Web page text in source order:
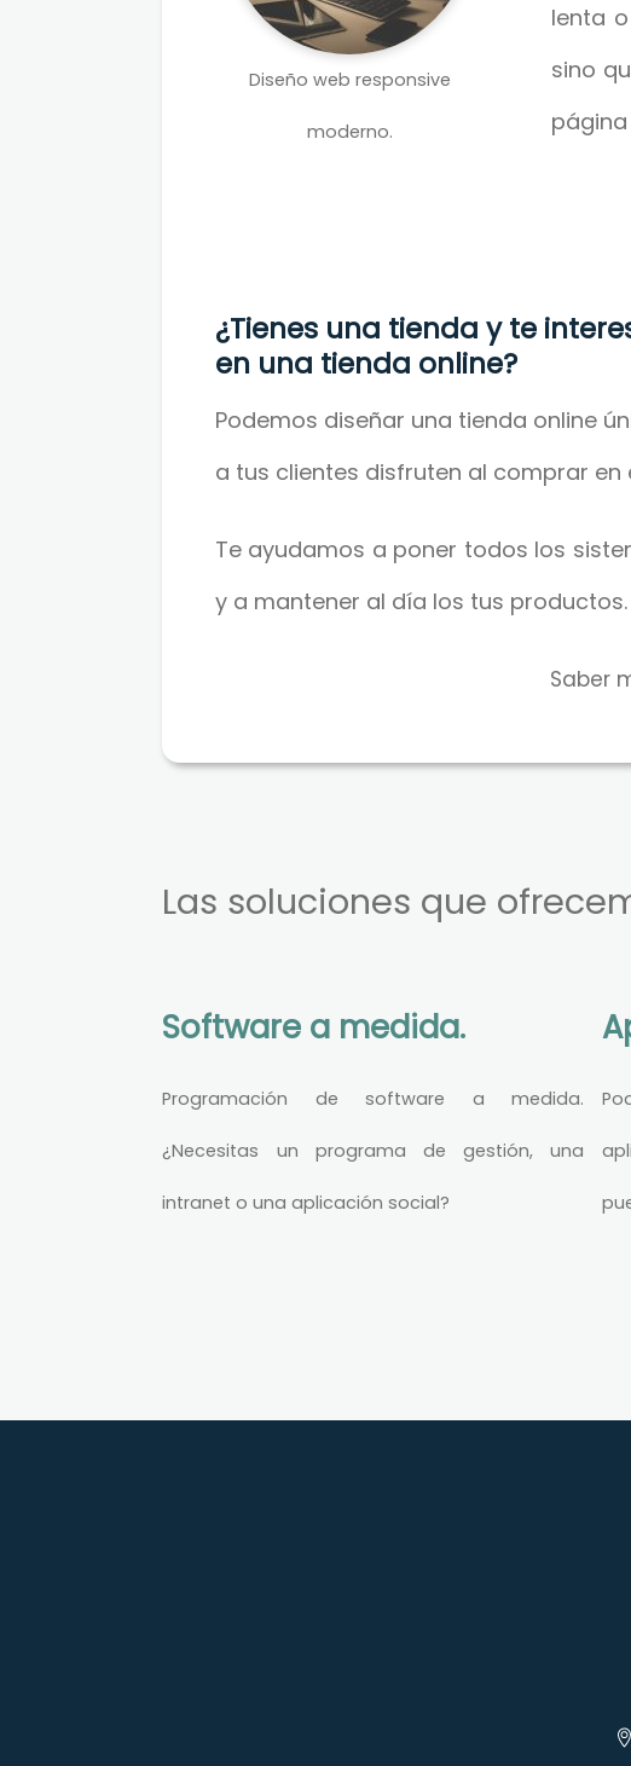
Diseño web responsive
moderno.
lenta
sino
¿Tienes una tienda y te
en una tienda online?
Podemos diseñar una tienda online
a tus clientes disfruten al comprar en
Te ayudamos a poner todos los
y a mantener al día los tus productos.
Saber
Las soluciones que
Software a medida.
Programación de software a medida.
¿Necesitas un programa de gestión, una
intranet o una aplicación social?